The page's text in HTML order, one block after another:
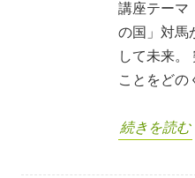
講座テーマ
の国」対馬
して未来。
ことをどの
続きを読む